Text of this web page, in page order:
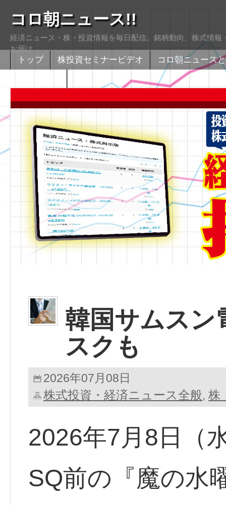
コロ朝ニュース!!
経済ニュース・株・投資情報を毎日配信。銘柄動向、株式情
お届け
トップ 株投資セミナービデオ
コロ朝ニュース
韓国サムスン
スクも
2026年07月08日
株式投資・経済ニュース全般, 株
2026年7月8日
SQ前の『魔の水